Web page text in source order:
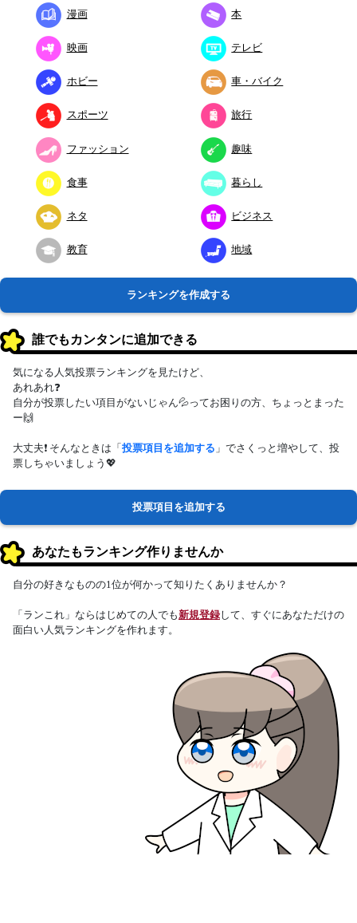
漫画 本
映画 テレビ
ホビー 車・バイク
スポーツ 旅行
ファッション 趣味
食事 暮らし
ネタ ビジネス
教育 地域
ランキングを作成する
誰でもカンタンに追加できる
気になる人気投票ランキングを見たけど、
あれあれ❓
自分が投票したい項目がないじゃん💦ってお困りの方、ちょっとまった
ー🙌
大丈夫❗ そんなときは「投票項目を追加する 」でさくっと増やして、投
票しちゃいましょう💖
投票項目を追加する
あなたもランキング作りませんか
自分の好きなものの1位が何かって知りたくありませんか？
「ランこれ」ならはじめての人でも新規登録して、すぐにあなただけの
面白い人気ランキングを作れます。